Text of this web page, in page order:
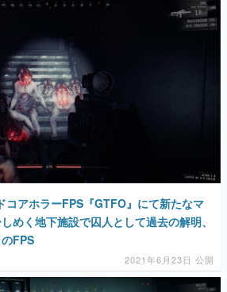
コアホラーFPS『GTFO』にて新たなマ
めく地下施設で囚人として過去の解明、
FPS
2021年6月23日 公開